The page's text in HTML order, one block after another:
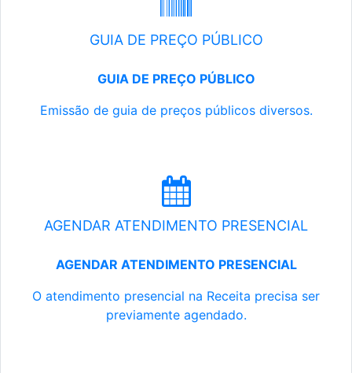
GUIA DE PREÇO PÚBLICO
GUIA DE PREÇO PÚBLICO
Emissão de guia de preços públicos diversos.
AGENDAR ATENDIMENTO PRESENCIAL
AGENDAR ATENDIMENTO PRESENCIAL
O atendimento presencial na Receita precisa ser
previamente agendado.